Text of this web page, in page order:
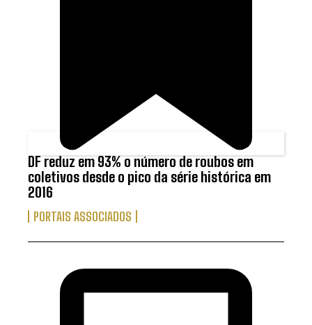
DF reduz em 93% o número de roubos em
coletivos desde o pico da série histórica em
2016
PORTAIS ASSOCIADOS